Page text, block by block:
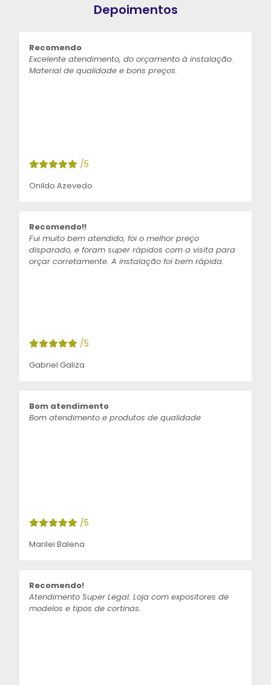
Depoimentos
Recomendo
Excelente atendimento, do orçamento à instalação.
Material de qualidade e bons preços.
/5
Onildo Azevedo
Recomendo!!
Fui muito bem atendido, foi o melhor preço
disparado, e foram super rápidos com a visita para
orçar corretamente. A instalação foi bem rápida.
/5
Gabriel Galiza
Bom atendimento
Bom atendimento e produtos de qualidade
/5
Marilei Balena
Recomendo!
Atendimento Super Legal. Loja com expositores de
modelos e tipos de cortinas.